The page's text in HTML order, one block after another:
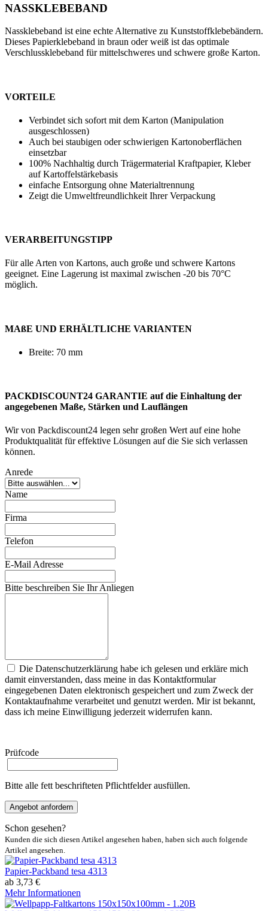
NASSKLEBEBAND
Nassklebeband ist eine echte Alternative zu Kunststoffklebebändern.
Dieses Papierklebeband in braun oder weiß ist das optimale
Verschlussklebeband für mittelschweres und schwere große Karton.
VORTEILE
Verbindet sich sofort mit dem Karton (Manipulation
ausgeschlossen)
Auch bei staubigen oder schwierigen Kartonoberflächen
einsetzbar
100% Nachhaltig durch Trägermaterial Kraftpapier, Kleber
auf Kartoffelstärkebasis
einfache Entsorgung ohne Materialtrennung
Zeigt die Umweltfreundlichkeit Ihrer Verpackung
VERARBEITUNGSTIPP
Für alle Arten von Kartons, auch große und schwere Kartons
geeignet. Eine Lagerung ist maximal zwischen -20 bis 70°C
möglich.
MAßE UND ERHÄLTLICHE VARIANTEN
Breite: 70 mm
PACKDISCOUNT24 GARANTIE auf die Einhaltung der
angegebenen Maße, Stärken und Lauflängen
Wir von Packdiscount24 legen sehr großen Wert auf eine hohe
Produktqualität für effektive Lösungen auf die Sie sich verlassen
können.
Anrede
Name
Firma
Telefon
E-Mail Adresse
Bitte beschreiben Sie Ihr Anliegen
Die Datenschutzerklärung habe ich gelesen und erkläre mich
damit einverstanden, dass meine in das Kontaktformular
eingegebenen Daten elektronisch gespeichert und zum Zweck der
Kontaktaufnahme verarbeitet und genutzt werden. Mir ist bekannt,
dass ich meine Einwilligung jederzeit widerrufen kann.
Prüfcode
Bitte alle fett beschrifteten Pflichtfelder ausfüllen.
Angebot anfordern
Schon gesehen?
Kunden die sich diesen Artikel angesehen haben, haben sich auch folgende
Artikel angesehen.
Papier-Packband tesa 4313
ab 3,73 €
Mehr Informationen